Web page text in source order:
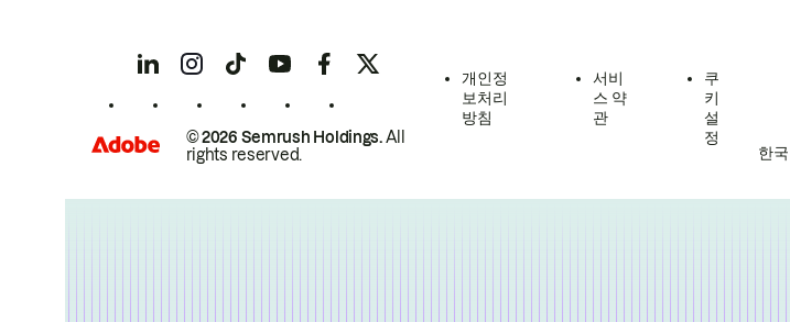
© 2026 Semrush Holdings.All
rights reserved.
개인정
보처리
방침
서비
스 약
관
쿠
키
설
정
한